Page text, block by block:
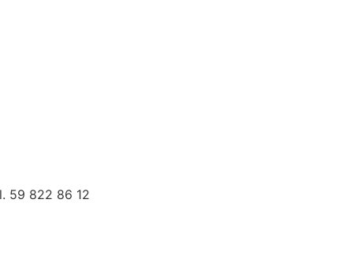
59 822 86 12